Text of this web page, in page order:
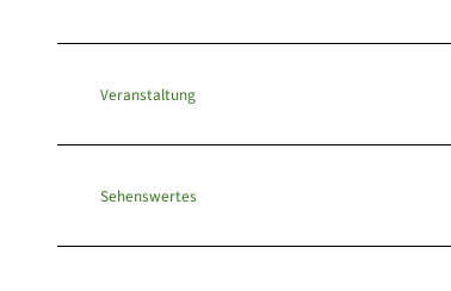
Veranstaltung
Sehenswertes